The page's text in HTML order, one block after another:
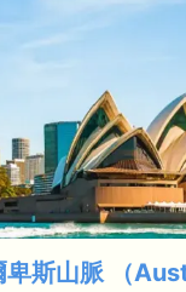
斯山脈 （